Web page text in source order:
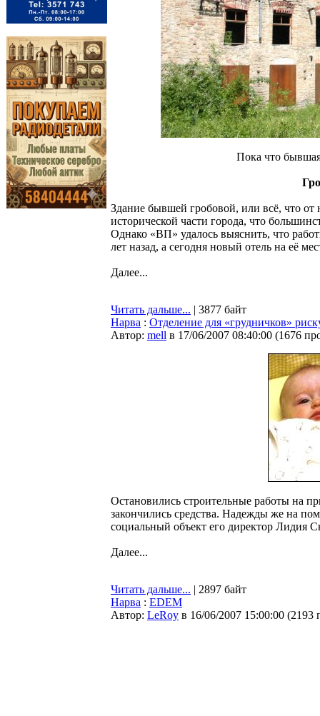
Пока что бывшая
Здание бывшей гробовой, или всё, что от
исторической части города, что
Однако «ВП» удалось выяснить, что
лет назад, а сегодня новый отель на её
Далее...
Читать дальше... | 3877 байт
Нарва : Отделение для «грудничков»
Автор: mell в 17/06/2007 08:40:00 (1676
Остановились строительные работы на
закончились средства. Надежды же на
социальный объект его директор Лидия
Далее...
Читать дальше... | 2897 байт
Нарва : EDEM
Автор: LeRoy в 16/06/2007 15:00:00 (2193